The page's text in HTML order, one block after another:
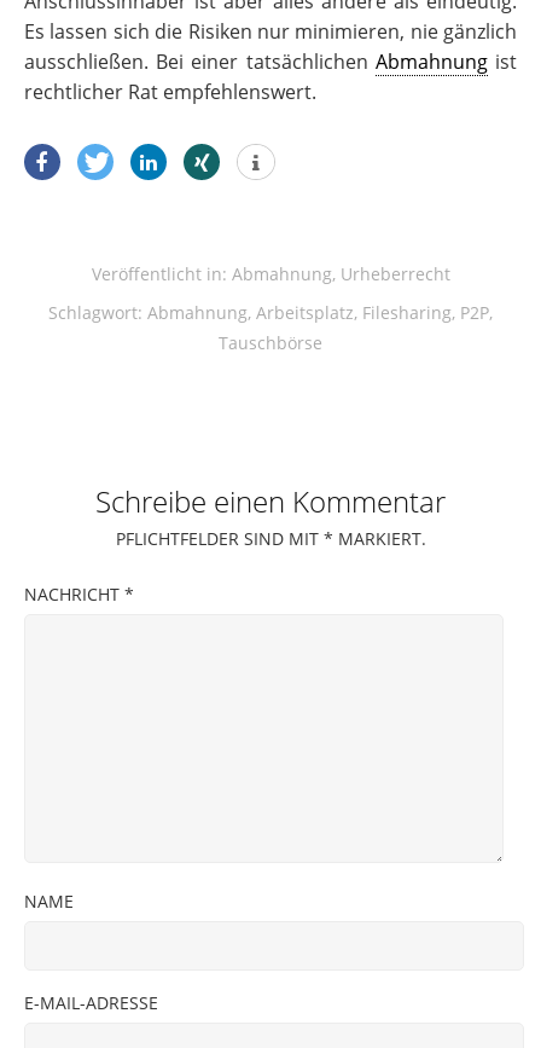
Es lassen sich die Risiken nur minimieren, nie gänzlich
ausschließen. Bei einer tatsächlichen Abmahnungist
rechtlicher Rat empfehlenswert.
Veröffentlicht in: Abmahnung, Urheberrecht
Schlagwort: Abmahnung, Arbeitsplatz, Filesharing, P2P,
Tauschbörse
Schreibe einen Kommentar
PFLICHTFELDER SIND MIT * MARKIERT.
NACHRICHT *
NAME
E-MAIL-ADRESSE